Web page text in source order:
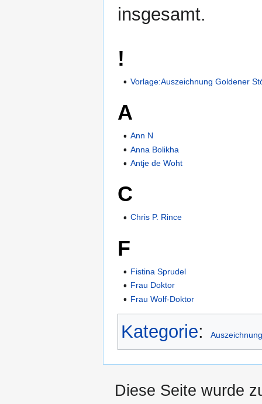
insgesamt.
!
Vorlage:Auszeichnung Goldener
A
Ann N
Anna Bolikha
Antje de Woht
C
Chris P. Rince
F
Fistina Sprudel
Frau Doktor
Frau Wolf-Doktor
Kategorie:
Diese Seite wurde